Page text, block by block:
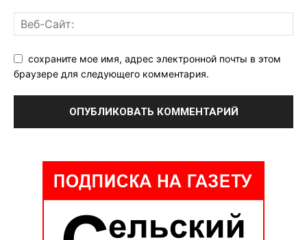
сохраните мое имя, адрес электронной почты в этом
браузере для следующего комментария.